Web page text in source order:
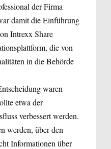
der Firma
damit die Einführung
Intrexx Share
die von
in die Behörde
waren
etwa der
verbessert werden.
werden, über den
Informationen über